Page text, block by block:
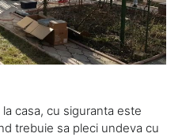
casa, cu siguranta este
trebuie sa pleci undeva cu